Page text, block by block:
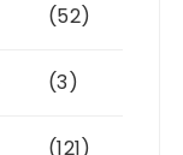
(52)
(3)
(121)